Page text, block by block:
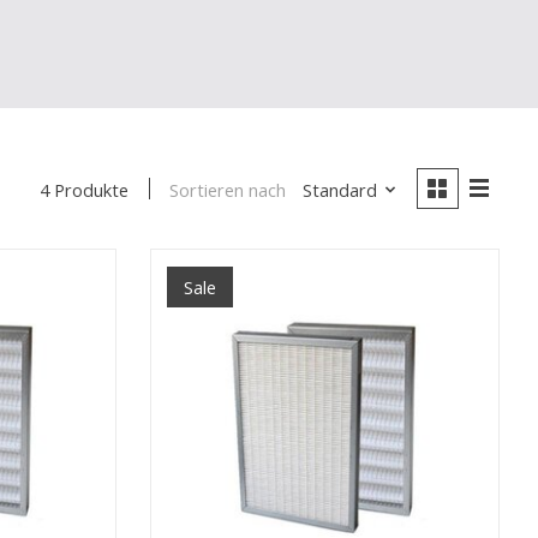
4 Produkte Sortieren nach Standard
Sale